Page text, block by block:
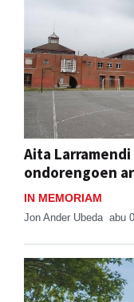
Aita
ondorengoen
IN MEMORIAM
Jon Ander Ubeda abu